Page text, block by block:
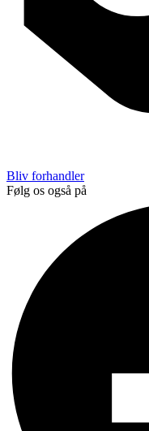
Bliv forhandler
Følg os også på